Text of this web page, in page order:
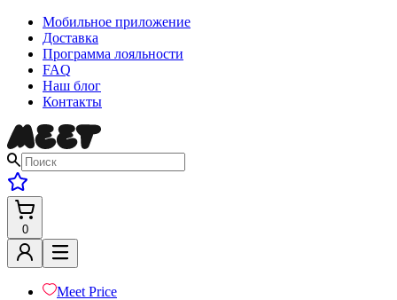
Мобильное приложение
Доставка
Программа лояльности
FAQ
Наш блог
Контакты
0
Meet Price